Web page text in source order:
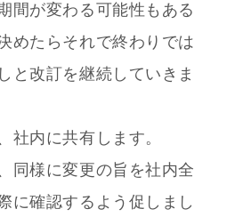
間が変わる可能性もある
めたらそれで終わりでは
と改訂を継続していきま
社内に共有します。
同様に変更の旨を社内全
に確認するよう促しまし